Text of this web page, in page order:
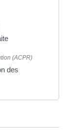
(ACPR)
des